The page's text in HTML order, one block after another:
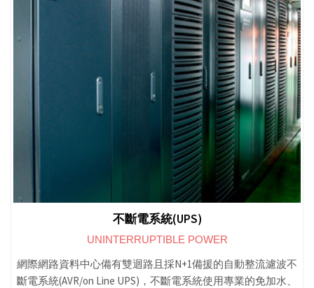
不斷電系統(UPS)
UNINTERRUPTIBLE POWER
網際網路資料中心備有雙迴路且採N+1備援的自動整流濾波不
斷電系統(AVR/on Line UPS)，不斷電系統使用專業的免加水、